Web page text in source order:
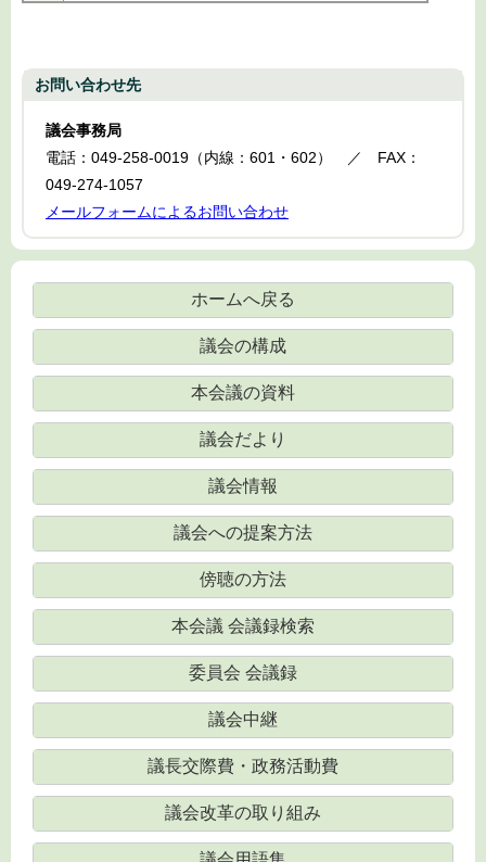
お問い合わせ先
議会事務局
電話：049-258-0019（内線：601・602） ／ FAX：
049-274-1057
メールフォームによるお問い合わせ
ホームへ戻る
議会の構成
本会議の資料
議会だより
議会情報
議会への提案方法
傍聴の方法
本会議 会議録検索
委員会 会議録
議会中継
議長交際費・政務活動費
議会改革の取り組み